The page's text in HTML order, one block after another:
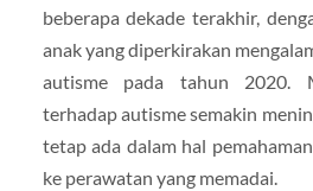
beberapa dekade terakhir,
anak yang diperkirakan
autisme pada tahun 2020.
terhadap autisme semakin
tetap ada dalam hal
ke perawatan yang memadai.